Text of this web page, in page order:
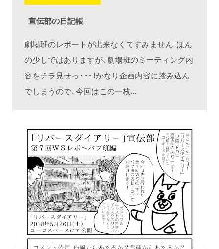
宣伝部の日記帳
劇場班のレポートが出来なくてすみません！ほん
の少しではありますが、劇場班のミーティング内
容をチラ見せっ・・・！かなり企画内容に踏み込ん
でしまうので、今回はこの一枚...